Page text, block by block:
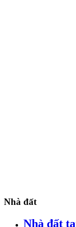
Nhà đất
Nhà đất